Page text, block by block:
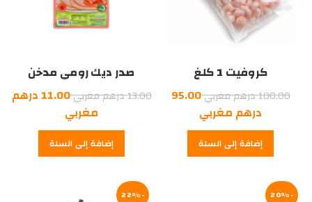
كروفيت 1 كلغ
100.00درهم مغربيالسعر
الأصلي
هو:
100.00
95.00
درهم مغربي
الحالي
هو:إضافة إلى السلة
صدر ديك رومي مدخن
13.00درهم مغربيالسعر
الأصلي
هو:
13.00
11.00 درهم
مغربي
الحالي
هو:
إضافة إلى السلة
-20%
-22%